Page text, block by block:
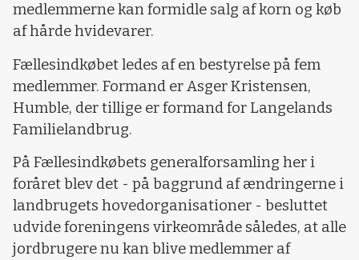
medlemmerne kan formidle salg af korn og køb
af hårde hvidevarer.
Fællesindkøbet ledes af en bestyrelse på fem
medlemmer. Formand er Asger Kristensen,
Humble, der tillige er formand for Langelands
Familielandbrug.
På Fællesindkøbets generalforsamling her i
foråret blev det - på baggrund af ændringerne i
landbrugets hovedorganisationer - besluttet
udvide foreningens virkeområde således, at alle
jordbrugere nu kan blive medlemmer af